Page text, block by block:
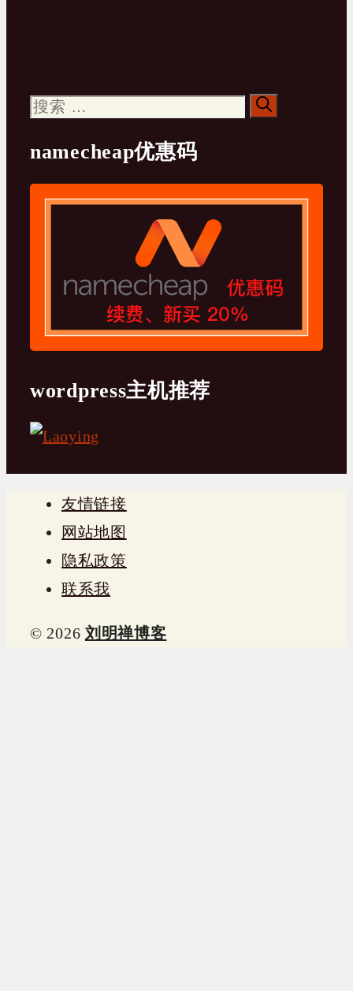
搜
namecheap优惠码
wordpress主机推荐
友情链接
网站地图
隐私政策
联系我
© 2026 刘明禅博客